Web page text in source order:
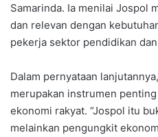
Samarinda. Ia menilai Jospol
dan relevan dengan
pekerja sektor pendidikan
Dalam pernyataan
merupakan instrumen
ekonomi rakyat. “Jospol itu
melainkan pengungkit